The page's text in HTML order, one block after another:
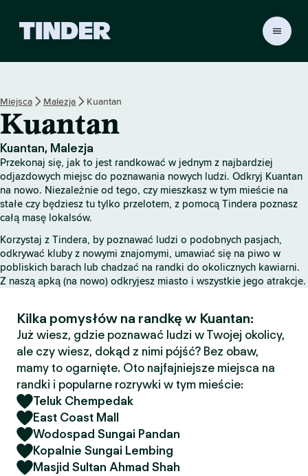
r
S
t
o
n
a
g
w
n
a
Miejsca Malezja Kuantan
Kuantan
Kuantan, Malezja
Przekonaj się, jak to jest randkować w jednym z najbardziej
odjazdowych miejsc do poznawania nowych ludzi. Odkryj Kuantan
na nowo. Niezależnie od tego, czy mieszkasz w tym mieście na
stałe czy będziesz tu tylko przelotem, z pomocą Tindera poznasz
całą masę lokalsów.
Korzystaj z Tindera, by poznawać ludzi o podobnych pasjach,
odkrywać kluby z nowymi znajomymi, umawiać się na piwo w
pobliskich barach lub chadzać na randki do okolicznych kawiarni.
Z naszą apką (na nowo) odkryjesz miasto i wszystkie jego atrakcje.
Kilka pomysłów na randkę w Kuantan:
Już wiesz, gdzie poznawać ludzi w Twojej okolicy,
ale czy wiesz, dokąd z nimi pójść? Bez obaw,
mamy to ogarnięte. Oto najfajniejsze miejsca na
randki i popularne rozrywki w tym mieście:
Teluk Chempedak
East Coast Mall
Wodospad Sungai Pandan
Kopalnie Sungai Lembing
Masjid Sultan Ahmad Shah